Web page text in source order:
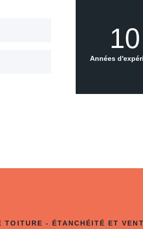
10
Années
TOITURE - ÉTANCHÉITÉ ET